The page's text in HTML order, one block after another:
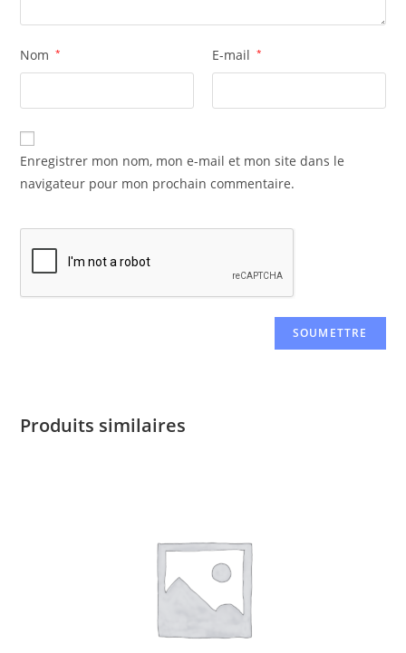
Nom * E-mail *
Enregistrer mon nom, mon e-mail et mon site dans le
navigateur pour mon prochain commentaire.
Produits similaires